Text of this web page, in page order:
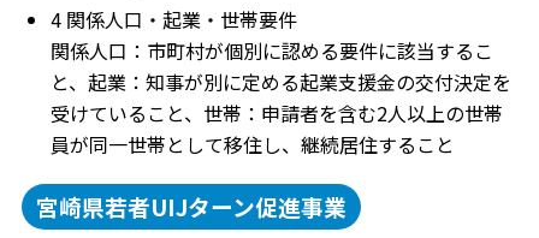
4 関係人口・起業・世帯要件
関係人口：市町村が個別に認める要件に該当するこ
と、起業：知事が別に定める起業支援金の交付決定を
受けていること、世帯：申請者を含む2人以上の世帯
員が同一世帯として移住し、継続居住すること
宮崎県若者UIJターン促進事業